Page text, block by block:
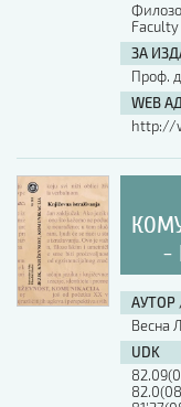
ЗА
Проф.
WEB
http://
-
АУТОР
Весна
UDK